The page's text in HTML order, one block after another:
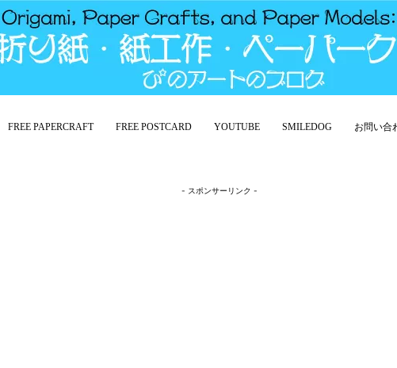
FREE PAPERCRAFT FREE POSTCARD YOUTUBE SMILEDOG お問い合
- スポンサーリンク -